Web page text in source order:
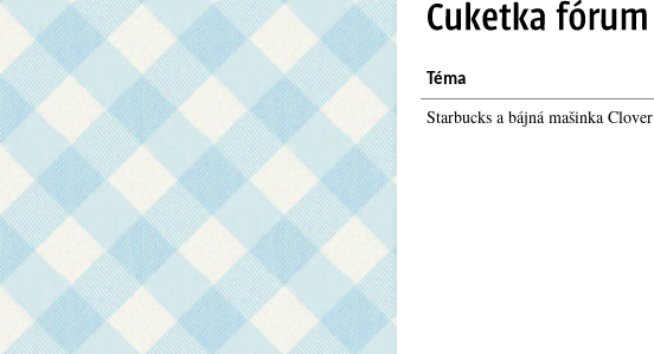
Téma
Starbucks a bájná mašinka Clover